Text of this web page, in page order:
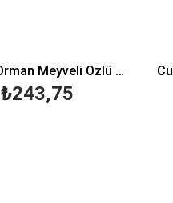
Rocs Junior 6-12 Orman Meyveli Özlü Diş Macunu 74 gr
₺243,75